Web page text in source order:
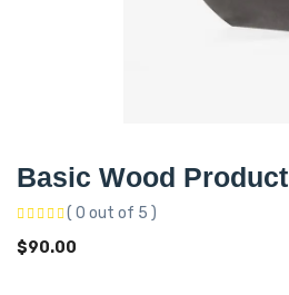
Basic Wood Product
( 0 out of 5 )
$90.00